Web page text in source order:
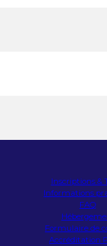
Inscriptions &
Informations
FAQ
Formulaire de
Accréditation